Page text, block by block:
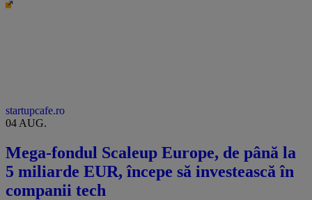
startupcafe.ro
04 AUG.
Mega-fondul Scaleup Europe, de până la
5 miliarde EUR, începe să investească în
companii tech